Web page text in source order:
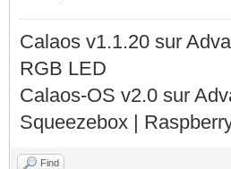
Calaos v1.1.20 sur
RGB LED
Calaos-OS v2.0 sur
Squeezebox |
Find